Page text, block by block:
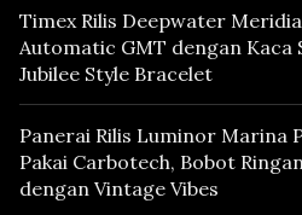
Timex Rilis Deepwater
Automatic GMT dengan Kaca
Jubilee Style Bracelet
Panerai Rilis Luminor Marina
Pakai Carbotech, Bobot
dengan Vintage Vibes